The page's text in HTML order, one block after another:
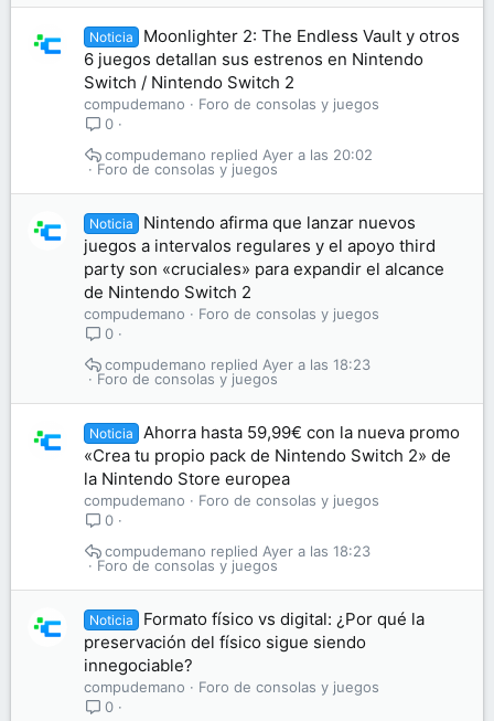
Noticia
Moonlighter 2: The Endless Vault y otros
6 juegos detallan sus estrenos en Nintendo
Switch / Nintendo Switch 2
compudemano
Foro de consolas y juegos
0
Foro de consolas y juegos
Ayer a las 20:02
compudemano
Noticia
Nintendo afirma que lanzar nuevos
juegos a intervalos regulares y el apoyo third
party son «cruciales» para expandir el alcance
de Nintendo Switch 2
compudemano
Foro de consolas y juegos
0
Foro de consolas y juegos
Ayer a las 18:23
compudemano
Noticia
Ahorra hasta 59,99€ con la nueva promo
«Crea tu propio pack de Nintendo Switch 2» de
la Nintendo Store europea
compudemano
Foro de consolas y juegos
0
Foro de consolas y juegos
Ayer a las 18:23
compudemano
Noticia
Formato físico vs digital: ¿Por qué la
preservación del físico sigue siendo
innegociable?
compudemano
Foro de consolas y juegos
0